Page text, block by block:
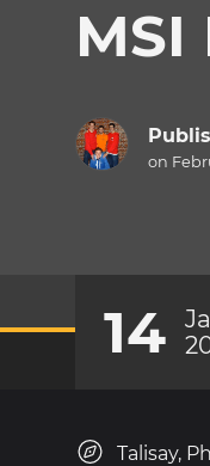
on
14
Talisay,